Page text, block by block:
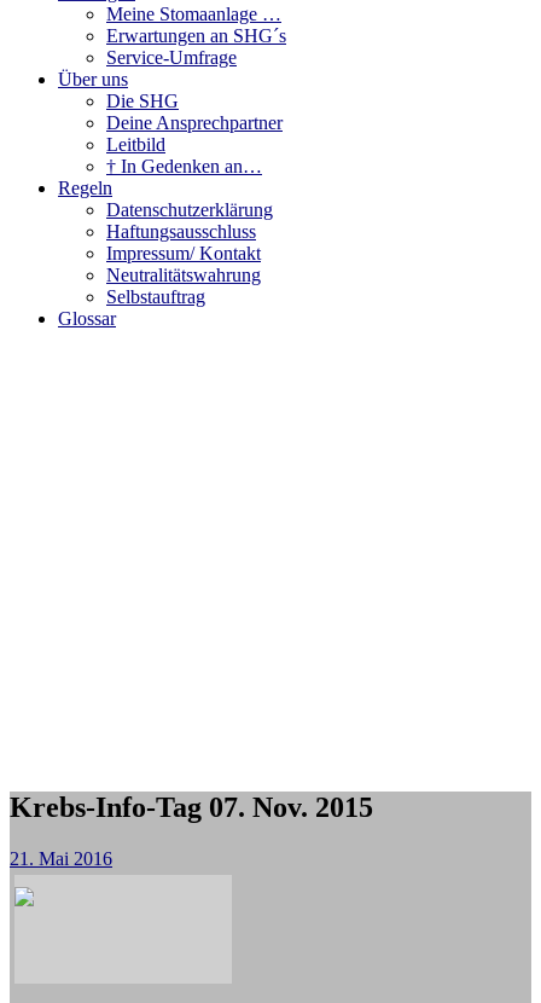
Meine Stomaanlage …
Erwartungen an SHG´s
Service-Umfrage
Über uns
Die SHG
Deine Ansprechpartner
Leitbild
† In Gedenken an…
Regeln
Datenschutzerklärung
Haftungsausschluss
Impressum/ Kontakt
Neutralitätswahrung
Selbstauftrag
Glossar
Krebs-Info-Tag 07. Nov. 2015
21. Mai 2016